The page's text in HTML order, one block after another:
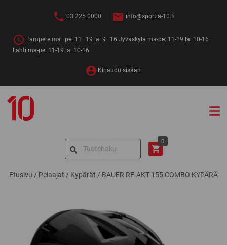
03 225 0000 info@sportia-10.fi
Tampere ma–pe: 11–19 la: 9–16 Jyväskylä ma-pe: 11-19 la: 10-16
Lahti ma-pe: 11-19 la: 10-16
Kirjaudu sisään
10
Search
0
Etusivu / Pelaajat / Kypärät / BAUER RE-AKT 155 COMBO KYPÄRÄ